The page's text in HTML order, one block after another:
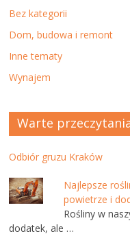
Bez kategorii
Dom, budowa i remont
Inne tematy
Wynajem
Warte
Odbiór gruzu Kraków
Najlepsze
powietrze i
Rośliny w
dodatek, ale …